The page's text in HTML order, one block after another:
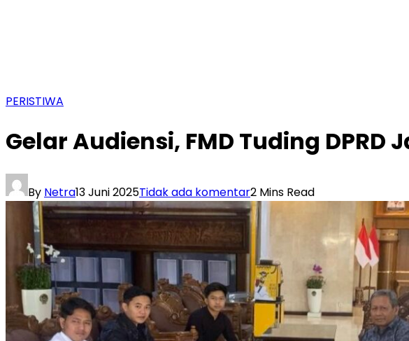
PERISTIWA
Gelar Audiensi, FMD Tuding DPRD
By Netra13 Juni 2025Tidak ada komentar2 Mins Read